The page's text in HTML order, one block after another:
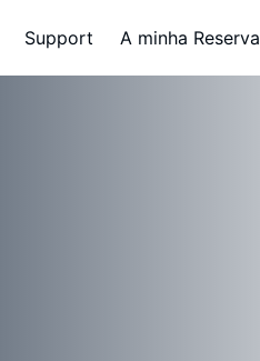
Support A minha Reserva